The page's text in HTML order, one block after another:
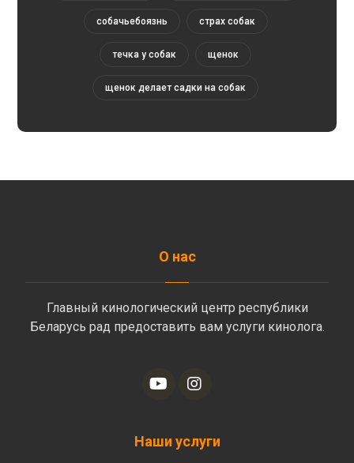
собачьебоязнь страх собак
течка у собак щенок
щенок делает садки на собак
О нас
Главный кинологический центр республики
Беларусь рад предоставить вам услуги кинолога.
Наши услуги